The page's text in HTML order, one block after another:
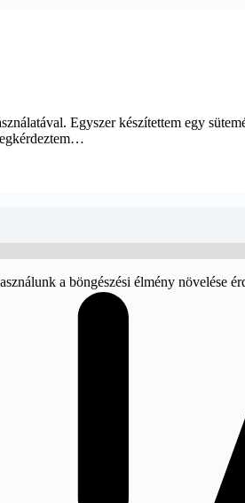
Egyszer készítettem egy
a böngészési élmény növelése